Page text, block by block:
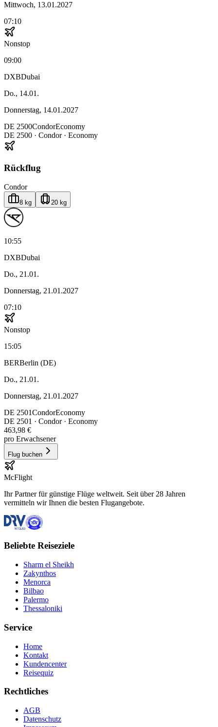
Mittwoch, 13.01.2027
07:10
Nonstop
09:00
DXBDubai
Do., 14.01.
Donnerstag, 14.01.2027
DE 2500CondorEconomy
DE 2500 · Condor· Economy
Rückflug
Condor
8 kg 20 kg
10:55
DXBDubai
Do., 21.01.
Donnerstag, 21.01.2027
07:10
Nonstop
15:05
BERBerlin (DE)
Do., 21.01.
Donnerstag, 21.01.2027
DE 2501CondorEconomy
DE 2501 · Condor· Economy
463,98 €
pro Erwachsener
Flug buchen
McFlight
Ihr Partner für günstige Flüge weltweit. Seit über 28 Jahren
vermitteln wir Ihnen die besten Flugangebote.
Beliebte Reiseziele
Sharm el Sheikh
Zakynthos
Menorca
Bilbao
Palermo
Thessaloniki
Service
Home
Kontakt
Kundencenter
Reisequiz
Rechtliches
AGB
Datenschutz